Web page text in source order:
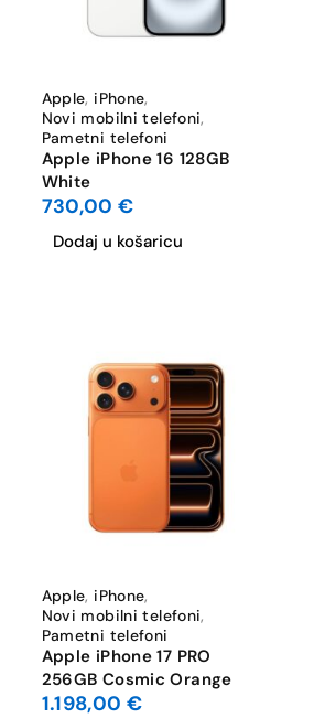
Apple, iPhone,
Novi mobilni telefoni,
Pametni telefoni
Apple iPhone 16 128GB
White
730,00€
Dodaj u košaricu
Apple, iPhone,
Novi mobilni telefoni,
Pametni telefoni
Apple iPhone 17 PRO
256GB Cosmic Orange
1.198,00 €